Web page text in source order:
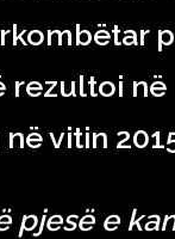
rezultoi
vitin
pjesë e